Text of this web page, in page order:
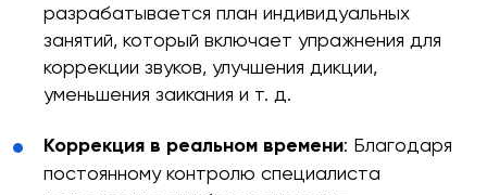
разрабатывается план индивидуальных
занятий, который включает упражнения для
коррекции звуков, улучшения дикции,
уменьшения заикания и т. д.
Коррекция в реальном времени: Благодаря
постоянному контролю специалиста